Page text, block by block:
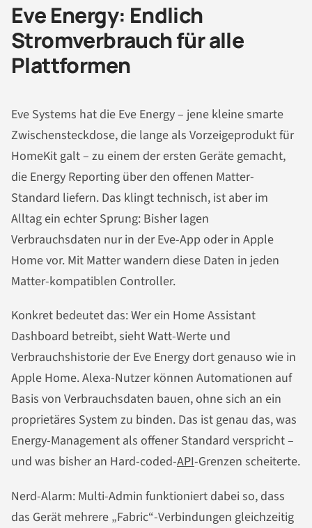
Eve Energy: Endlich
Stromverbrauch für alle
Plattformen
Eve Systems hat die Eve Energy – jene kleine smarte
Zwischensteckdose, die lange als Vorzeigeprodukt für
HomeKit galt – zu einem der ersten Geräte gemacht,
die Energy Reporting über den offenen Matter-
Standard liefern. Das klingt technisch, ist aber im
Alltag ein echter Sprung: Bisher lagen
Verbrauchsdaten nur in der Eve-App oder in Apple
Home vor. Mit Matter wandern diese Daten in jeden
Matter-kompatiblen Controller.
Konkret bedeutet das: Wer ein Home Assistant
Dashboard betreibt, sieht Watt-Werte und
Verbrauchshistorie der Eve Energy dort genauso wie in
Apple Home. Alexa-Nutzer können Automationen auf
Basis von Verbrauchsdaten bauen, ohne sich an ein
proprietäres System zu binden. Das ist genau das, was
Energy-Management als offener Standard verspricht –
und was bisher an Hard-coded-API-Grenzen scheiterte.
Nerd-Alarm: Multi-Admin funktioniert dabei so, dass
das Gerät mehrere „Fabric“-Verbindungen gleichzeitig